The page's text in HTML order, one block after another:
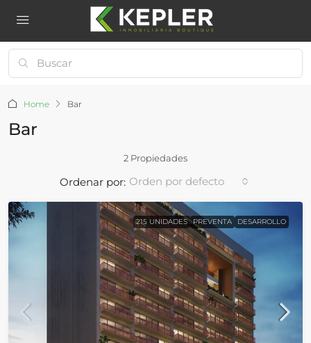
Home Bar
Bar
2 Propiedades
Ordenar por: Orden por defecto
215 UNIDADES PREVENTA DESARROLLO